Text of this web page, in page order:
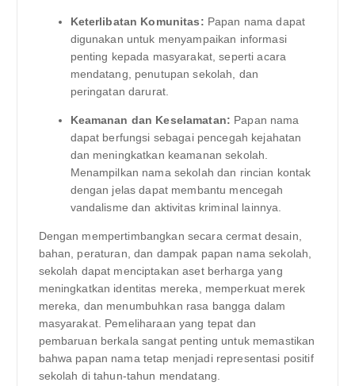
Keterlibatan Komunitas: Papan nama dapat
digunakan untuk menyampaikan informasi
penting kepada masyarakat, seperti acara
mendatang, penutupan sekolah, dan
peringatan darurat.
Keamanan dan Keselamatan: Papan nama
dapat berfungsi sebagai pencegah kejahatan
dan meningkatkan keamanan sekolah.
Menampilkan nama sekolah dan rincian kontak
dengan jelas dapat membantu mencegah
vandalisme dan aktivitas kriminal lainnya.
Dengan mempertimbangkan secara cermat desain,
bahan, peraturan, dan dampak papan nama sekolah,
sekolah dapat menciptakan aset berharga yang
meningkatkan identitas mereka, memperkuat merek
mereka, dan menumbuhkan rasa bangga dalam
masyarakat. Pemeliharaan yang tepat dan
pembaruan berkala sangat penting untuk memastikan
bahwa papan nama tetap menjadi representasi positif
sekolah di tahun-tahun mendatang.